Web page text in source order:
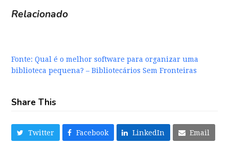
Relacionado
Fonte:Qual é o melhor software para organizar uma
biblioteca pequena? – Bibliotecários Sem Fronteiras
Share This
Twitter Facebook LinkedIn Email